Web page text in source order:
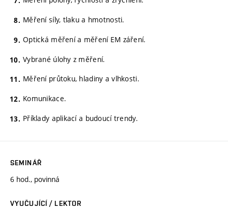
Měření síly, tlaku a hmotnosti.
Optická měření a měření EM záření.
Vybrané úlohy z měření.
Měření průtoku, hladiny a vlhkosti.
Komunikace.
Příklady aplikací a budoucí trendy.
SEMINÁŘ
6 hod., povinná
VYUČUJÍCÍ / LEKTOR